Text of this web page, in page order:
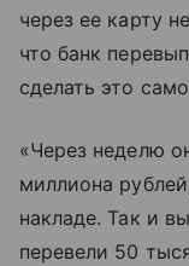
через ее карту
что банк
сделать это
«Через неделю
миллиона
накладе. Так и
перевели 50